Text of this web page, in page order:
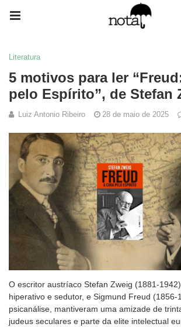
Literatura
5 motivos para ler
pelo Espírito”, de Stefan
Luiz Antonio Ribeiro 28 de maio de 2025
O escritor austríaco Stefan Zweig (1881-
hiperativo e sedutor, e Sigmund Freud (1856-
psicanálise, mantiveram uma amizade de
judeus seculares e parte da elite intelectual